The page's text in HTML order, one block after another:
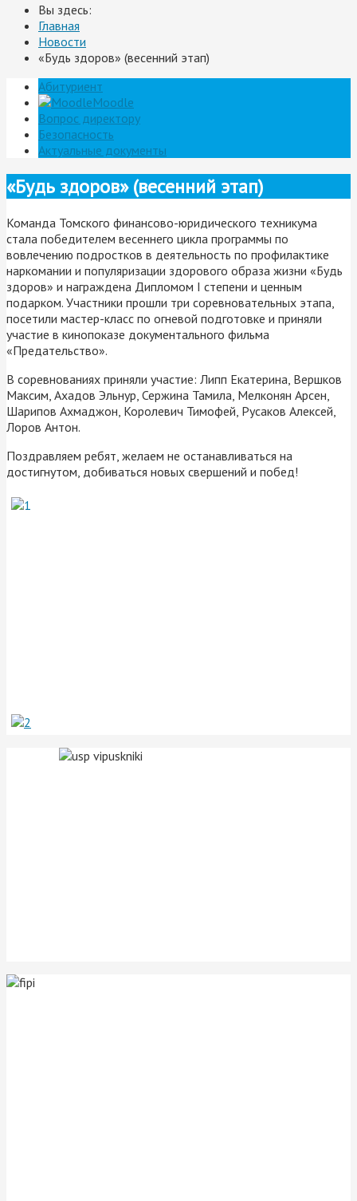
Вы здесь:
Главная
Новости
«Будь здоров» (весенний этап)
Абитуриент
Moodle
Вопрос директору
Безопасность
Актуальные документы
«Будь здоров» (весенний этап)
Команда Томского финансово-юридического техникума
стала победителем весеннего цикла программы по
вовлечению подростков в деятельность по профилактике
наркомании и популяризации здорового образа жизни «Будь
здоров» и награждена Дипломом I степени и ценным
подарком. Участники прошли три соревновательных этапа,
посетили мастер-класс по огневой подготовке и приняли
участие в кинопоказе документального фильма
«Предательство».
В соревнованиях приняли участие: Липп Екатерина, Вершков
Максим, Ахадов Эльнур, Сержина Тамила, Мелконян Арсен,
Шарипов Ахмаджон, Королевич Тимофей, Русаков Алексей,
Лоров Антон.
Поздравляем ребят, желаем не останавливаться на
достигнутом, добиваться новых свершений и побед!